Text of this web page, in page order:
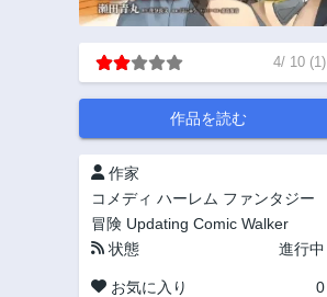
4/ 10 (1 )
作品を読む
作家
コメディ ハーレム ファンタジー
冒険 Updating Comic Walker
状態
進行中
お気に入り 0